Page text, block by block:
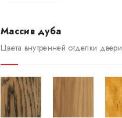
Массив дуба
Цвета внутренней отделки двери